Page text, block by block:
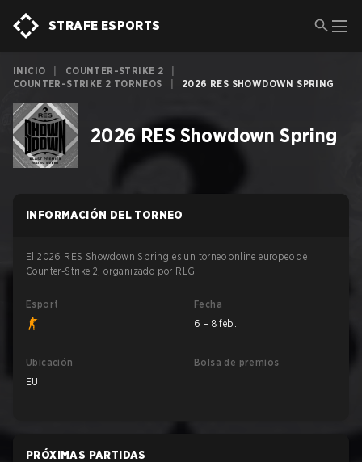
STRAFE ESPORTS
INICIO COUNTER-STRIKE 2
COUNTER-STRIKE 2 TORNEOS
2026 RES SHOWDOWN SPRING
2026 RES Showdown Spring
INFORMACIÓN DEL TORNEO
El 2026 RES Showdown Spring es un torneo online europeo de
Counter-Strike 2, organizado por RLG
Esport
Fecha
6 – 8 feb.
Ubicación
EU
Bolsa de premios
PRÓXIMAS PARTIDAS